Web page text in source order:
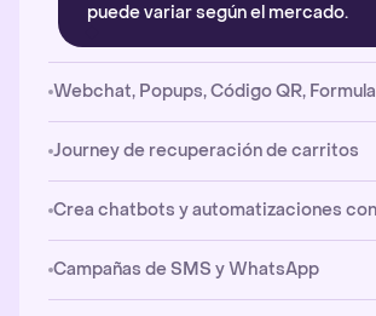
puede variar según el mercado.
Webchat, Popups, Código QR,
Journey de recuperación de carritos
Crea chatbots y automatizaciones
Campañas de SMS y WhatsApp